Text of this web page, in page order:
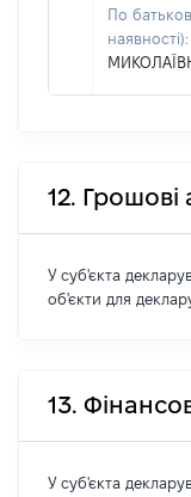
По
наявності):
12. Грошові
У суб'єкта
об'єкти для
13.
У суб'єкта